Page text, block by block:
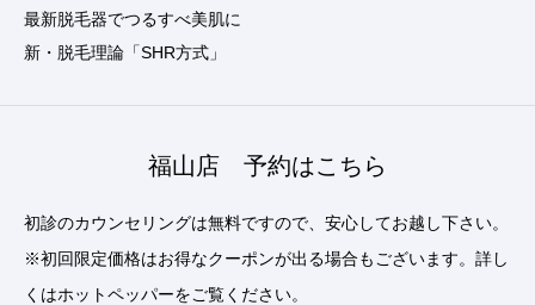
最新脱毛器でつるすべ美肌に
新・脱毛理論「SHR方式」
福山店 予約はこちら
初診のカウンセリングは無料ですので、安心してお越し下さい。
※初回限定価格はお得なクーポンが出る場合もございます。詳し
くはホットペッパーをご覧ください。